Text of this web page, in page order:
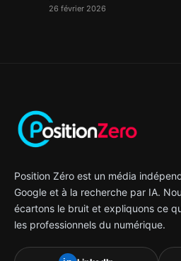
26 février 2026
Position Zéro est un média
Google et à la recherche par IA.
écartons le bruit et expliquons ce
les professionnels du numérique.